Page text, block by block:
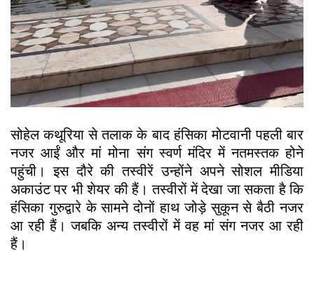
सोहेल कथूरिया से तलाक के बाद हंसिका मोटवानी पहली बार
नजर आईं और मां मोना संग स्वर्ण मंदिर में नतमस्तक होने
पहुंची। इस दौरे की तस्वीरें उन्होंने अपने सोशल मीडिया
अकाउंट पर भी शेयर की हैं। तस्वीरों में देखा जा सकता है कि
हंसिका गुरुद्वारे के सामने दोनों हाथ जोड़े सुकून से बैठी नजर
आ रही हैं। जबकि अन्य तस्वीरों में वह मां संग नजर आ रही
हैं।